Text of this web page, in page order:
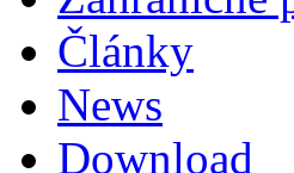
Články
News
Download